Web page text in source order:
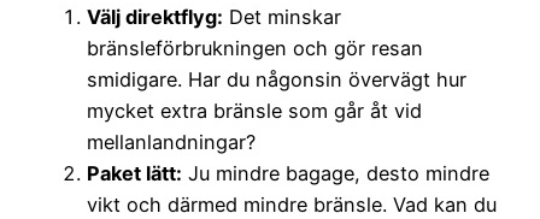
Välj direktflyg: Det minskar
bränsleförbrukningen och gör resan
smidigare. Har du någonsin övervägt hur
mycket extra bränsle som går åt vid
mellanlandningar?
Paket lätt: Ju mindre bagage, desto mindre
vikt och därmed mindre bränsle. Vad kan du